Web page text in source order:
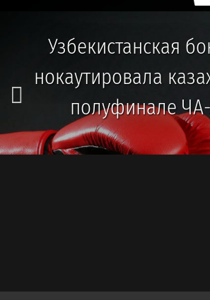
Узбекистанская
нокаутировала
полуфинале